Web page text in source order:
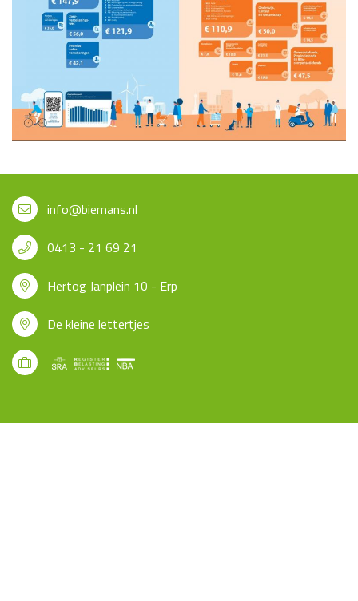
info@biemans.nl
0413 - 21 69 21
Hertog Janplein 10 - Erp
De kleine lettertjes